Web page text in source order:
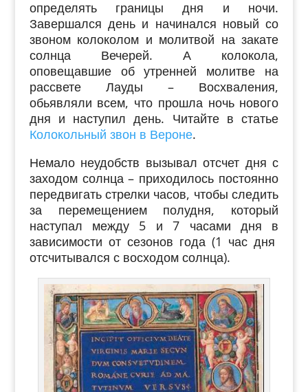
определять границы дня и ночи.
Завершался день и начинался новый со
звоном колоколом и молитвой на закате
солнца Вечерей. А колокола,
оповещавшие об утренней молитве на
рассвете Лауды – Восхваления,
обьявляли всем, что прошла ночь нового
дня и наступил день. Читайте в статье
Колокольный звон в Вероне.
Немало неудобств вызывал отсчет дня с
заходом солнца – приходилось постоянно
передвигать стрелки часов, чтобы следить
за перемещением полудня, который
наступал между 5 и 7 часами дня в
зависимости от сезонов года (1 час дня
отсчитывался с восходом солнца).